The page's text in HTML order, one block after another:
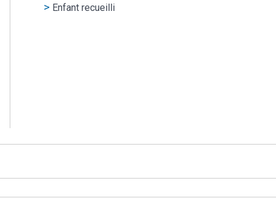
Enfant recueilli